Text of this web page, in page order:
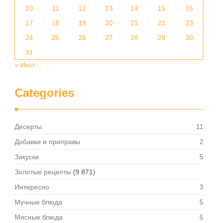
10
11 12 13 14 15
16
17
18 19 20 21 22
23
24
25 26 27 28 29
30
31
« Июл
Categories
Десерты
11
Добавки и приправы
2
Закуски
5
Золотые рецепты (9 871)
Интересно
3
Мучные блюда
5
Мясные блюда
5